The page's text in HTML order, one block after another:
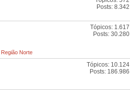
RSS
deste
Fórum
Posts: 8.342
Região Norte
Fórum
Tópicos: 1.617
Posts: 30.280
VerTópicos: 10.124
Posts: 186.986